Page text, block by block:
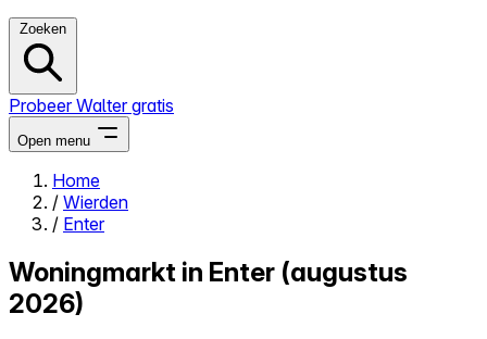
Zoeken
Probeer Walter gratis
Open menu
Close menu
Home
/ Wierden
/ Enter
Woningmarkt in Enter (augustus
2026)